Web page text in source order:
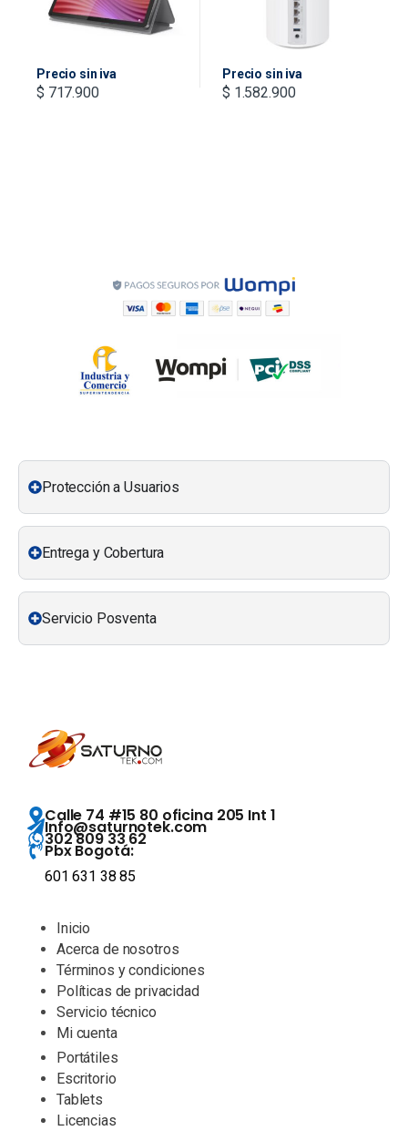
Precio sin iva
$ 717.900
Precio sin iva
$ 1.582.900
Protección a Usuarios
Entrega y Cobertura
Servicio Posventa
Calle 74 #15 80 oficina 205 Int 1
Info@saturnotek.com
302 809 33 62
Pbx Bogotá:
601 631 38 85
Inicio
Acerca de nosotros
Términos y condiciones
Políticas de privacidad
Servicio técnico
Mi cuenta
Portátiles
Escritorio
Tablets
Licencias